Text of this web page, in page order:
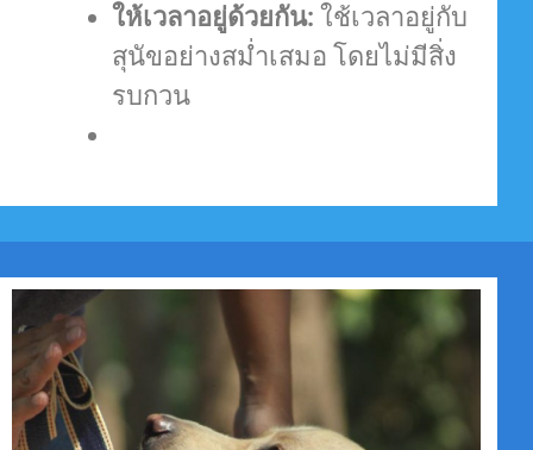
ให้เวลาอยู่ด้วยกัน: ใช้เวลาอยู่กับ
สุนัขอย่างสม่ำเสมอ โดยไม่มีสิ่ง
รบกวน